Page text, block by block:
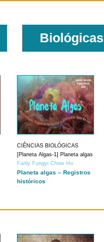
Biológicas
CIÊNCIAS BIOLÓGICAS
[Planeta Algas-1] Planeta algas
Fanly Fungyi Chow Ho
Planeta algas – Registros
históricos